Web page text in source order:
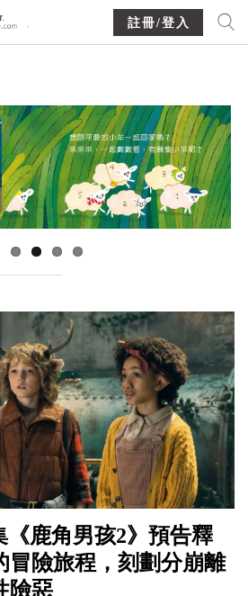
註冊/登入
鹿角男孩2》預告釋
冒險旅程，刻劃分崩離
險惡